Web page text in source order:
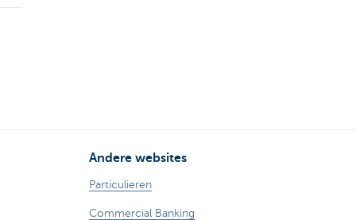
Andere websites
Particulieren
Commercial Banking